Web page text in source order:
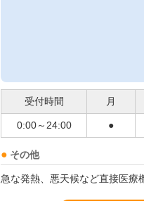
受付時間 月
0:00～24:00 ●
その他
急な発熱、悪天候など直接医療